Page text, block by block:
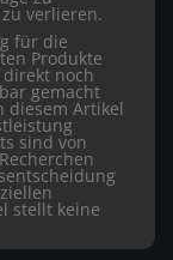
verlieren.
für die
Produkte
noch
gemacht
diesem Artikel
sind von
stellt keine